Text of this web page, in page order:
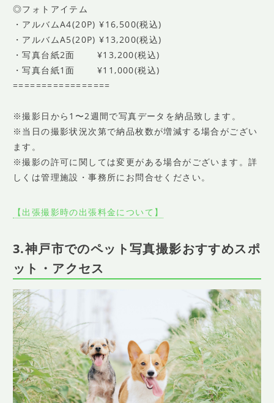
◎フォトアイテム
・アルバムA4(20P) ¥16,500(税込)
・アルバムA5(20P) ¥13,200(税込)
・写真台紙2面 ¥13,200(税込)
・写真台紙1面 ¥11,000(税込)
=================
※撮影日から1〜2週間で写真データを納品致します。
※当日の撮影状況次第で納品枚数が増減する場合がござい
ます。
※撮影の許可に関しては変更がある場合がございます。詳
しくは管理施設・事務所にお問合せください。
【出張撮影時の出張料金について】
3.神戸市でのペット写真撮影おすすめスポ
ット・アクセス